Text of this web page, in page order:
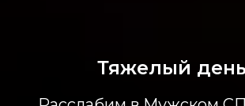
Тяжелый